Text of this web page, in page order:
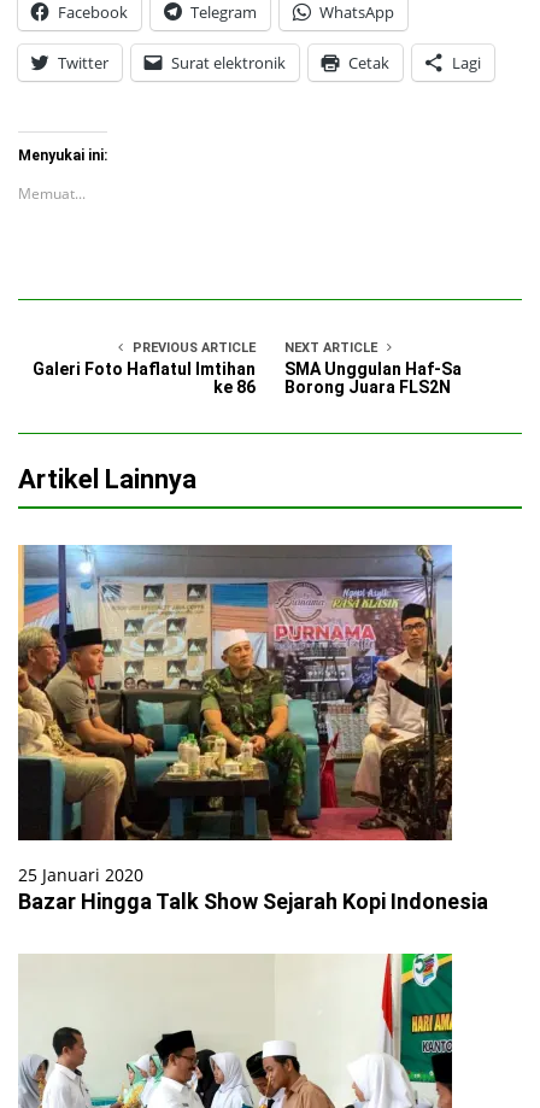
Facebook Telegram WhatsApp
Twitter Surat elektronik Cetak Lagi
Menyukai ini:
Memuat...
PREVIOUS ARTICLE
Galeri Foto Haflatul Imtihan
ke 86
NEXT ARTICLE
SMA Unggulan Haf-Sa
Borong Juara FLS2N
Artikel Lainnya
25 Januari 2020
Bazar Hingga Talk Show Sejarah Kopi Indonesia